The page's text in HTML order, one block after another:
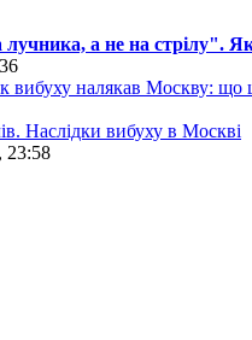
а не на стрілу". Як
вибуху налякав Москву: що
Наслідки вибуху в Москві